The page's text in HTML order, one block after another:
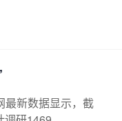
最新数据显示，截